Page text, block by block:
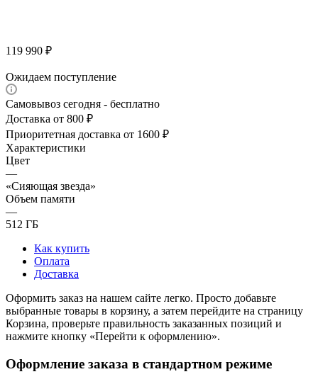
119 990 ₽
Ожидаем поступление
Самовывоз сегодня - бесплатно
Доставка от 800 ₽
Приоритетная доставка от 1600 ₽
Характеристики
Цвет
—
«Сияющая звезда»
Объем памяти
—
512 ГБ
Как купить
Оплата
Доставка
Оформить заказ на нашем сайте легко. Просто добавьте
выбранные товары в корзину, а затем перейдите на страницу
Корзина, проверьте правильность заказанных позиций и
нажмите кнопку «Перейти к оформлению».
Оформление заказа в стандартном режиме